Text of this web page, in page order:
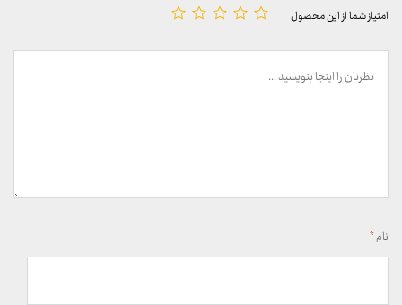
امتیاز شما از این محصول
نام*